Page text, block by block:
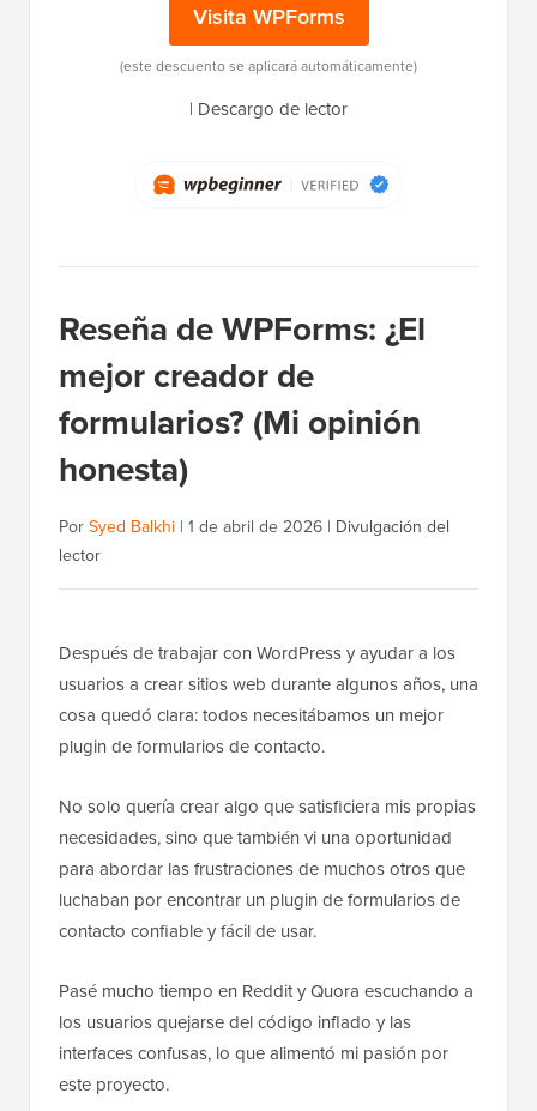
Visita WPForms
(este descuento se aplicará automáticamente)
| Descargo de lector
Reseña de WPForms: ¿El
mejor creador de
formularios? (Mi opinión
honesta)
Por Syed Balkhi | 1 de abril de 2026 | Divulgación del
lector
Después de trabajar con WordPress y ayudar a los
usuarios a crear sitios web durante algunos años, una
cosa quedó clara: todos necesitábamos un mejor
plugin de formularios de contacto.
No solo quería crear algo que satisficiera mis propias
necesidades, sino que también vi una oportunidad
para abordar las frustraciones de muchos otros que
luchaban por encontrar un plugin de formularios de
contacto confiable y fácil de usar.
Pasé mucho tiempo en Reddit y Quora escuchando a
los usuarios quejarse del código inflado y las
interfaces confusas, lo que alimentó mi pasión por
este proyecto.